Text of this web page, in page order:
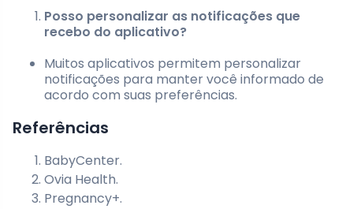
Posso personalizar as notificações que
recebo do aplicativo?
Muitos aplicativos permitem personalizar
notificações para manter você informado de
acordo com suas preferências.
Referências
BabyCenter.
Ovia Health.
Pregnancy+.